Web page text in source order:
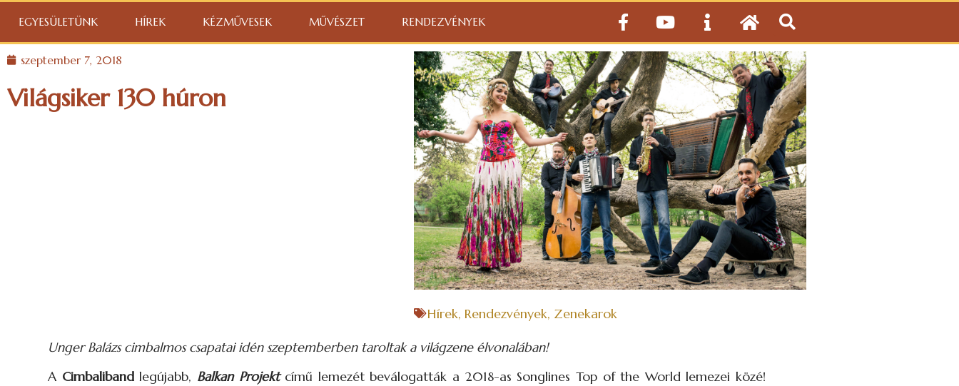
EGYESÜLETÜNK HÍREK KÉZMŰVESEK MŰVÉSZET RENDEZVÉNYEK
szeptember 7, 2018
Világsiker 130 húron
Hírek, Rendezvények, Zenekarok
Unger Balázs cimbalmos csapatai idén szeptemberben taroltak a világzene élvonalában!
A Cimbalibandlegújabb, Balkan Projektcímű lemezét beválogatták a 2018-as Songlines Top of the World lemezei közé!